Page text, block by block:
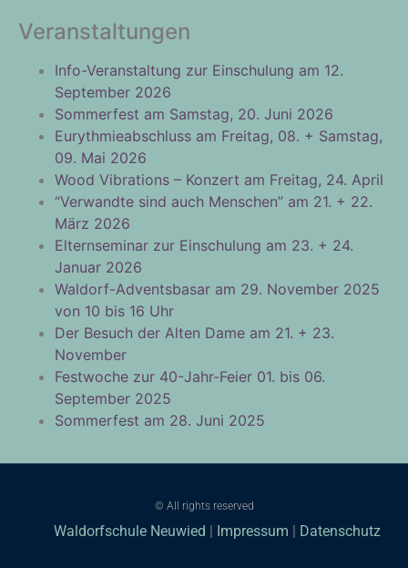
Veranstaltungen
Info-Veranstaltung zur Einschulung am 12.
September 2026
Sommerfest am Samstag, 20. Juni 2026
Eurythmieabschluss am Freitag, 08. + Samstag,
09. Mai 2026
Wood Vibrations – Konzert am Freitag, 24. April
“Verwandte sind auch Menschen” am 21. + 22.
März 2026
Elternseminar zur Einschulung am 23. + 24.
Januar 2026
Waldorf-Adventsbasar am 29. November 2025
von 10 bis 16 Uhr
Der Besuch der Alten Dame am 21. + 23.
November
Festwoche zur 40-Jahr-Feier 01. bis 06.
September 2025
Sommerfest am 28. Juni 2025
© All rights reserved
Waldorfschule Neuwied | Impressum | Datenschutz